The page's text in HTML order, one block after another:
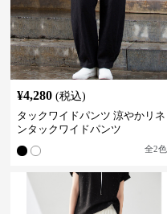
¥4,280 (税込)
タックワイドパンツ 涼やかリネ
ンタックワイドパンツ
全2色